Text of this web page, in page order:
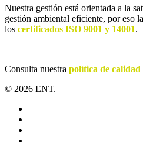
Nuestra gestión está orientada a la
gestión ambiental eficiente, por eso
los certificados ISO 9001 y 14001.
Consulta nuestra política de
© 2026 ENT.